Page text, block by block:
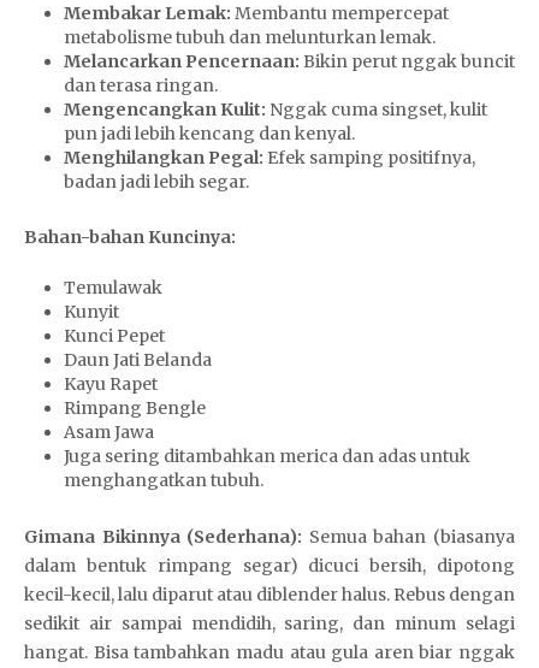
Membakar Lemak: Membantu mempercepat
metabolisme tubuh dan melunturkan lemak.
Melancarkan Pencernaan: Bikin perut nggak buncit
dan terasa ringan.
Mengencangkan Kulit: Nggak cuma singset, kulit
pun jadi lebih kencang dan kenyal.
Menghilangkan Pegal: Efek samping positifnya,
badan jadi lebih segar.
Bahan-bahan Kuncinya:
Temulawak
Kunyit
Kunci Pepet
Daun Jati Belanda
Kayu Rapet
Rimpang Bengle
Asam Jawa
Juga sering ditambahkan merica dan adas untuk
menghangatkan tubuh.
Gimana Bikinnya (Sederhana): Semua bahan (biasanya
dalam bentuk rimpang segar) dicuci bersih, dipotong
kecil-kecil, lalu diparut atau diblender halus. Rebus dengan
sedikit air sampai mendidih, saring, dan minum selagi
hangat. Bisa tambahkan madu atau gula aren biar nggak